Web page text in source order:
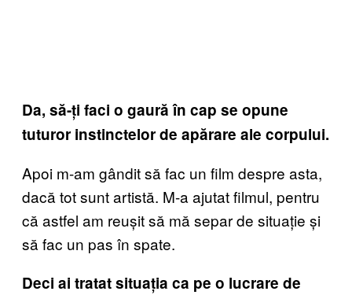
Da, să-ți faci o gaură în cap se opune
tuturor instinctelor de apărare ale corpului.
Apoi m-am gândit să fac un film despre asta,
dacă tot sunt artistă. M-a ajutat filmul, pentru
că astfel am reușit să mă separ de situație și
să fac un pas în spate.
Deci ai tratat situația ca pe o lucrare de